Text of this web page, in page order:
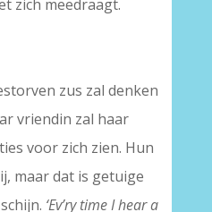
zich meedraagt.
zus zal denken
vriendin zal haar
voor zich zien. Hun
maar dat is getuige
‘Ev’ry time I hear a